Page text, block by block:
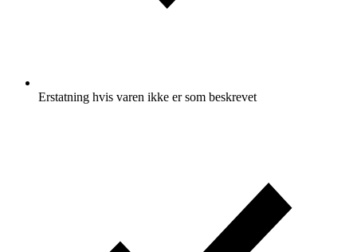
Erstatning hvis varen ikke er som beskrevet